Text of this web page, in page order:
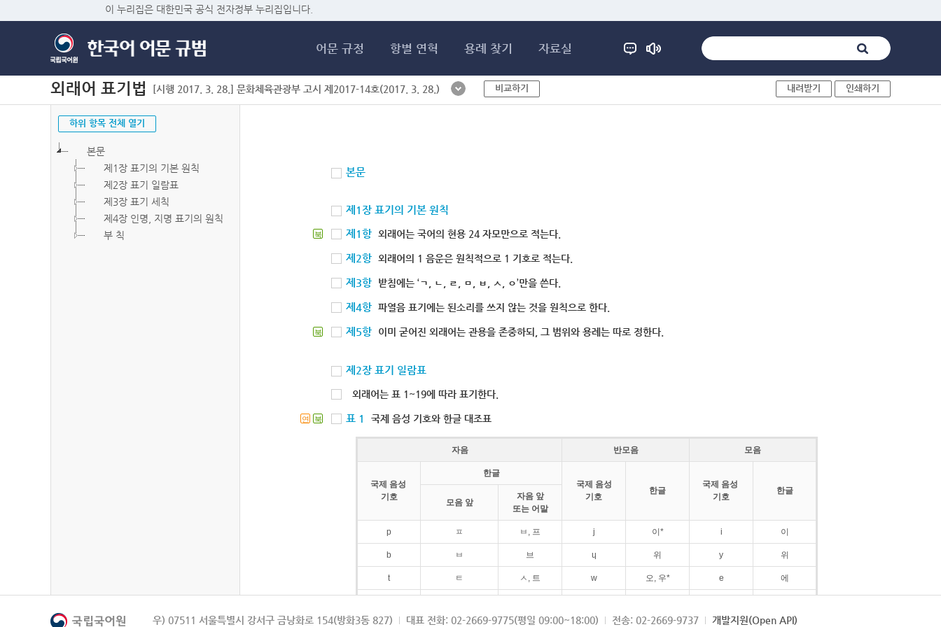
이 누리집은 대한민국 공식 전자정부 누리집입니다.
어문 규정 항별 연혁 용례 찾기 자료실
외래어 표기법 [시행 2017. 3. 28.] 문화체육관광부 고시 제2017-14호(2017. 3. 28.) 비교하기 내려받기 인쇄하기
하위 항목 전체 열기
본문
제1장 표기의 기본 원칙
제2장 표기 일람표
제3장 표기 세칙
제4장 인명, 지명 표기의 원칙
부 칙
본문
제1장 표기의 기본 원칙
북 제1항 외래어는 국어의 현용 24 자모만으로 적는다.
제2항 외래어의 1 음운은 원칙적으로 1 기호로 적는다.
제3항 받침에는 ‘ㄱ, ㄴ, ㄹ, ㅁ, ㅂ, ㅅ, ㅇ’만을 쓴다.
제4항 파열음 표기에는 된소리를 쓰지 않는 것을 원칙으로 한다.
북 제5항 이미 굳어진 외래어는 관용을 존중하되, 그 범위와 용례는 따로 정한다.
제2장 표기 일람표
외래어는 표 1~19에 따라 표기한다.
연 북 표 1 국제 음성 기호와 한글 대조표
자음 반모음 모음
국제 음성
기호
한글
국제 음성
기호
한글
국제 음성
기호
한글
모음 앞
자음 앞
또는 어말
p ㅍ ㅂ, 프 j 이* i 이
b ㅂ 브 ɥ 위 y 위
t ㅌ ㅅ, 트 w 오, 우* e 에
k ㅋ ㄱ, 크 ɛ 에
우) 07511 서울특별시 강서구 금낭화로 154(방화3동 827) 대표 전화: 02-2669-9775(평일 09:00~18:00) 전송: 02-2669-9737 개발지원(Open API)